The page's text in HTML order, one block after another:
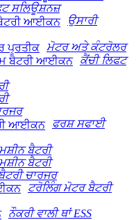
ਸਲਿਊਸ਼ਨਜ਼
ਉਸਾਰੀ
ਮੋਟਰ ਅਤੇ ਕੰਟਰੋਲਰ
ਕੈਂਚੀ ਲਿਫਟ
ਫਰਸ਼ ਸਫਾਈ
ਬੈਟਰੀ
ਬੈਟਰੀ
ਚਾਰਜਰ
ਟਰੋਲਿੰਗ ਮੋਟਰ ਬੈਟਰੀ
ਨੌਕਰੀ ਵਾਲੀ ਥਾਂ ESS